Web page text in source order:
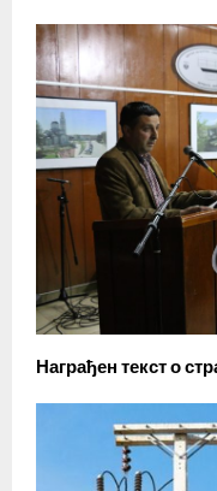
Награђен текст о